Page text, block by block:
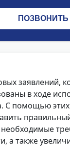
заявлений,
в ходе
С помощью
а также